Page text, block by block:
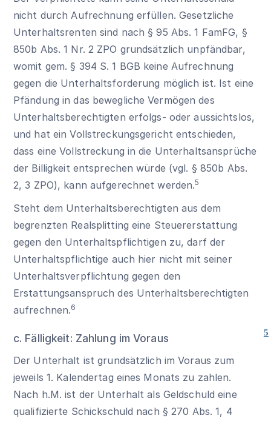
nicht durch Aufrechnung erfüllen. Gesetzliche
Unterhaltsrenten sind nach § 95 Abs. 1 FamFG, §
850b Abs. 1 Nr. 2 ZPO grundsätzlich unpfändbar,
womit gem.§ 394 S. 1 BGB keine Aufrechnung
gegen die Unterhaltsforderung möglich ist. Ist eine
Pfändung in das bewegliche Vermögen des
Unterhaltsberechtigten erfolgs- oder aussichtslos,
und hat ein Vollstreckungsgericht entschieden,
dass eine Vollstreckung in die Unterhaltsansprüche
der Billigkeit entsprechen würde (vgl. § 850b Abs.
2, 3 ZPO), kann aufgerechnet werden.5
Steht dem Unterhaltsberechtigten aus dem
begrenzten Realsplitting eine Steuererstattung
gegen den Unterhaltspflichtigen zu, darf der
Unterhaltspflichtige auch hier nicht mit seiner
Unterhaltsverpflichtung gegen den
Erstattungsanspruch des Unterhaltsberechtigten
aufrechnen.6
5
c. Fälligkeit: Zahlung im Voraus
Der Unterhalt ist grundsätzlich im Voraus zum
jeweils 1. Kalendertag eines Monats zu zahlen.
Nach h.M. ist der Unterhalt als Geldschuld eine
qualifizierte Schickschuld nach § 270 Abs. 1, 4